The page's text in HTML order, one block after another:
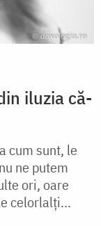
iluzia că-
cum sunt, le
ne putem
ori, oare
celorlalți...